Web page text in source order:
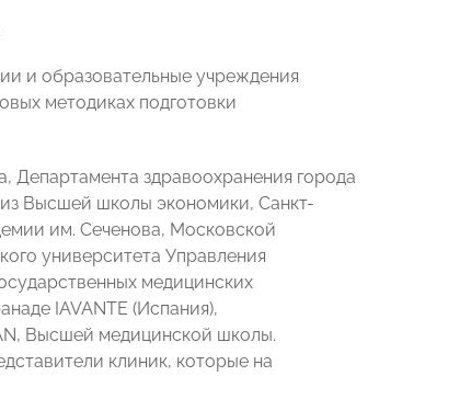
и образовательные учреждения
методиках подготовки
Департамента здравоохранения города
Высшей школы экономики, Санкт-
им. Сеченова, Московской
университета Управления
медицинских
IAVANTE (Испания),
Высшей медицинской школы.
клиник, которые на